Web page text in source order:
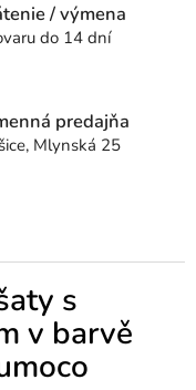
/ výmena
do 14 dní
predajňa
Mlynská 25
s
v barvě